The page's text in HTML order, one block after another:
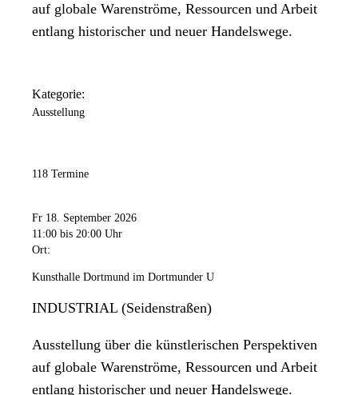
auf globale Warenströme, Ressourcen und Arbeit
entlang historischer und neuer Handelswege.
Kategorie:
Ausstellung
118 Termine
Fr 18. September 2026
11:00 bis 20:00 Uhr
Ort:
Kunsthalle Dortmund im Dortmunder U
INDUSTRIAL (Seidenstraßen)
Ausstellung über die künstlerischen Perspektiven
auf globale Warenströme, Ressourcen und Arbeit
entlang historischer und neuer Handelswege.